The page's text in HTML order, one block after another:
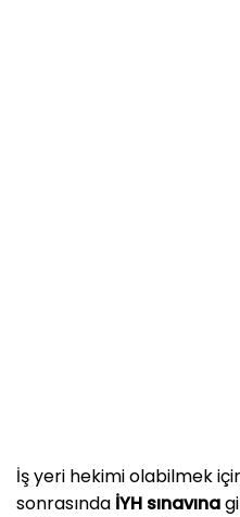
İş yeri hekimi olabilmek
sonrasında İYH sınavına